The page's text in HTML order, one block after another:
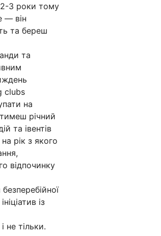
3 роки тому
— він
та береш
та
clubs
на
річний
та івентів
рік з якого
відпочинку
із
не тільки.